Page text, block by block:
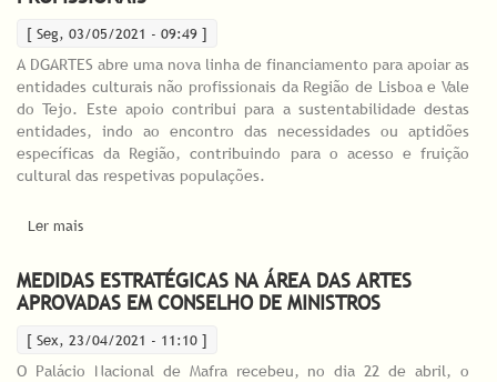
[ Seg, 03/05/2021 - 09:49 ]
A DGARTES abre uma nova linha de financiamento para apoiar as
entidades culturais não profissionais da Região de Lisboa e Vale
do Tejo. Este apoio contribui para a sustentabilidade destas
entidades, indo ao encontro das necessidades ou aptidões
específicas da Região, contribuindo para o acesso e fruição
cultural das respetivas populações.
Ler mais
MEDIDAS ESTRATÉGICAS NA ÁREA DAS ARTES
APROVADAS EM CONSELHO DE MINISTROS
[ Sex, 23/04/2021 - 11:10 ]
O Palácio Nacional de Mafra recebeu, no dia 22 de abril, o